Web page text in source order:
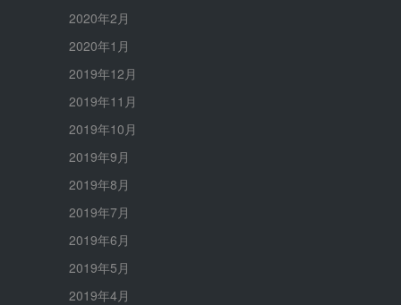
2020年2月
2020年1月
2019年12月
2019年11月
2019年10月
2019年9月
2019年8月
2019年7月
2019年6月
2019年5月
2019年4月